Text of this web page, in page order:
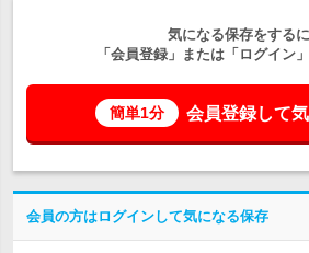
気になる保存をする
「会員登録」または「ログイン
簡単1分 会員登録して
会員の方はログインして気になる保存